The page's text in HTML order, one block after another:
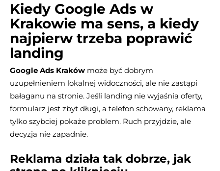
Kiedy Google Ads w
Krakowie ma sens, a kiedy
najpierw trzeba poprawić
landing
Google Ads Kraków może być dobrym
uzupełnieniem lokalnej widoczności, ale nie zastąpi
bałaganu na stronie. Jeśli landing nie wyjaśnia oferty,
formularz jest zbyt długi, a telefon schowany, reklama
tylko szybciej pokaże problem. Ruch przyjdzie, ale
decyzja nie zapadnie.
Reklama działa tak dobrze, jak